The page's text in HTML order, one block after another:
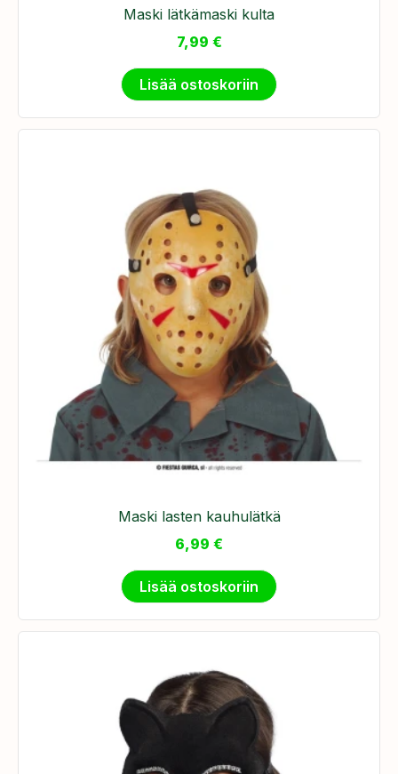
Maski lätkämaski kulta
7,99 €
Lisää ostoskoriin
Maski lasten kauhulätkä
6,99 €
Lisää ostoskoriin